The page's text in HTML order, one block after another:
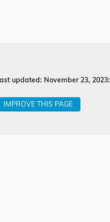
updated: November 23, 2023:
IMPROVE THIS PAGE